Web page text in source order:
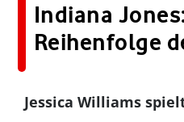
Indiana
Reihenfolge
Jessica Williams